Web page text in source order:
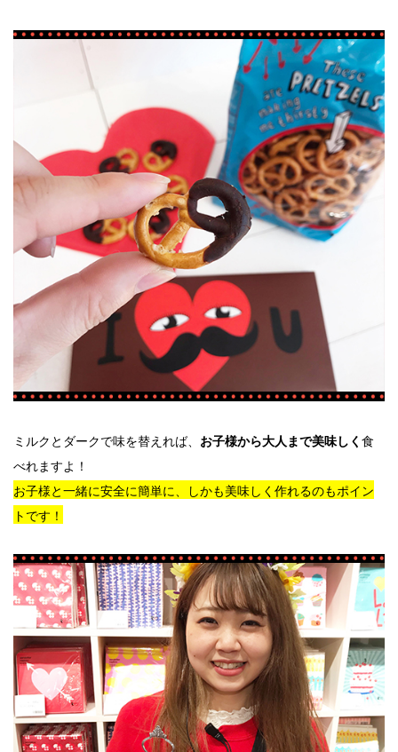
ミルクとダークで味を替えれば、 お子様から大人まで美味しく 食
べれますよ！
お子様と一緒に安全に簡単に、しかも美味しく作れるのもポイン
トです！